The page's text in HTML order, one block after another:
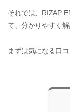
それでは、RIZAP
て、分かりやすく解
まずは気になる口